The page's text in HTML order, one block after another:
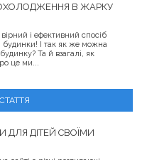
В ЖАРКУ
і ефективний спосіб
І так як же можна
Та й взагалі, як
це ми...
ДЛЯ ДІТЕЙ СВОЇМИ